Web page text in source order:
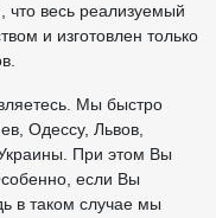
что весь реализуемый
и изготовлен только
Мы быстро
Одессу, Львов,
При этом Вы
если Вы
в таком случае мы